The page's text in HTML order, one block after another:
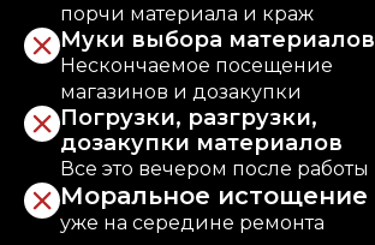
порчи материала и краж
Муки выбора материалов
Нескончаемое посещение
магазинов и дозакупки
Погрузки, разгрузки,
дозакупки материалов
Все это вечером после работы
Моральное истощение
уже на середине ремонта